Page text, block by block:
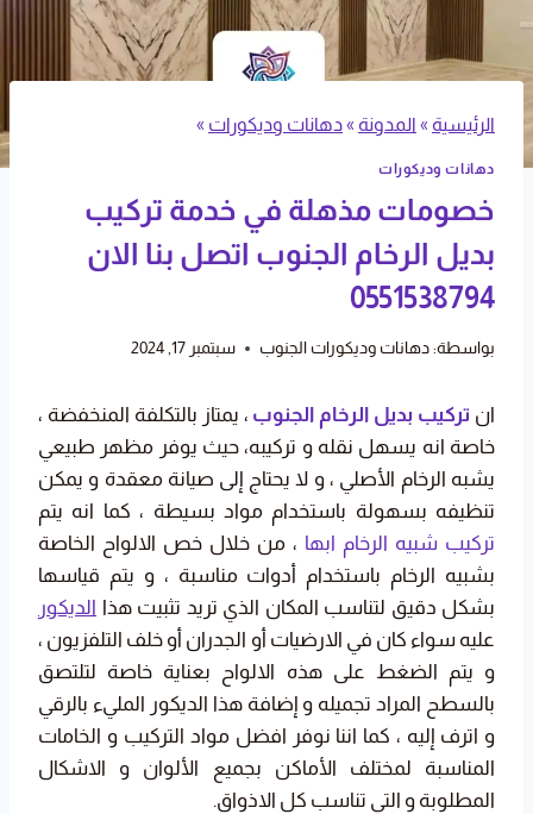
الرئيسية » المدونة »دهانات وديكورات »
دهانات وديكورات
خصومات مذهلة في خدمة تركيب
بديل الرخام الجنوب اتصل بنا الان
0551538794
بواسطة: دهانات وديكورات الجنوب سبتمبر 17, 2024
ان تركيب بديل الرخام الجنوب ، يمتاز بالتكلفة المنخفضة ،
خاصة انه يسهل نقله و تركيبه، حيث يوفر مظهر طبيعي
يشبه الرخام الأصلي ، و لا يحتاج إلى صيانة معقدة و يمكن
تنظيفه بسهولة باستخدام مواد بسيطة ، كما انه يتم
تركيب شبيه الرخام ابها ، من خلال خص الالواح الخاصة
بشبيه الرخام باستخدام أدوات مناسبة ، و يتم قياسها
بشكل دقيق لتناسب المكان الذي تريد تثبيت هذا
الديكور
عليه سواء كان في الارضيات أو الجدران أو خلف التلفزيون ،
و يتم الضغط على هذه الالواح بعناية خاصة لتلتصق
بالسطح المراد تجميله و إضافة هذا الديكور المليء بالرقي
و اترف إليه ، كما اننا نوفر افضل مواد التركيب و الخامات
المناسبة لمختلف الأماكن بجميع الألوان و الاشكال
المطلوبة و التي تناسب كل الاذواق.